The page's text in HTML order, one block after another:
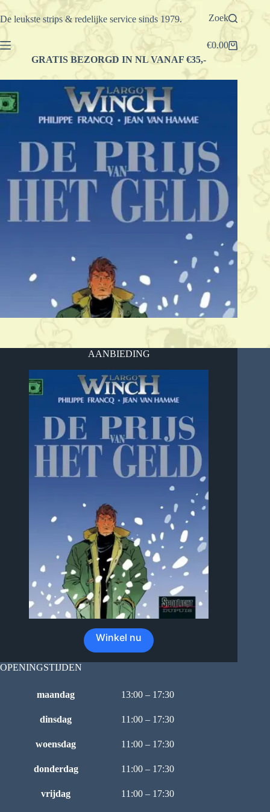
Ga
naar
De leukste strips & redelijke service sinds 1979. Zoek
Winkelwagen
€0.00
GRATIS BEZORGD IN NL VANAF €35,-
AANBIEDING
Winkel nu
OPENINGSTIJDEN
maandag 13:00 – 17:30
dinsdag 11:00 – 17:30
woensdag 11:00 – 17:30
donderdag 11:00 – 17:30
vrijdag 11:00 – 17:30